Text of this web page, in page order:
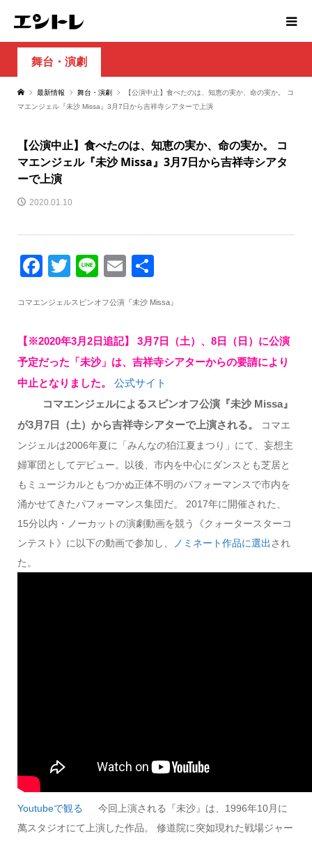
舞台・演劇
最新情報 舞台・演劇
【公演中止】食べたのは、知恵の実か、命の実か。 コ
マエンジェル『未沙 Missa』3月7日から吉祥寺シアターで上演
【公演中止】食べたのは、知恵の実か、命の実か。 コ
マエンジェル『未沙 Missa』3月7日から吉祥寺シアタ
ーで上演
2020.01.10
Facebook
Twitter
LineEmail
コマエンジェルスピンオフ公演『未沙 Missa』
【※2020年3月2日追記】 3月7日（土）、8日（日）に公演
予定だった「未沙」は、吉祥寺シアターからの要請により
中止となりました。 公式サイト
コマエンジェルによるスピンオフ公演『未沙 Missa』
が3月7日（土）から吉祥寺シアターで上演される。
コマエ
ンジェルは2006年夏に「みんなの狛江夏まつり」にて、妄想主
婦軍団としてデビュー。以後、市内を中心にダンスとも芝居と
もミュージカルともつかぬ正体不明のパフォーマンスで市内を
涌かせてきたパフォーマンス集団だ。 2017年に開催された、
15分以内・ノーカットの演劇動画を競う《クォータースターコ
ンテスト》に以下の動画で参加し、
ノミネート作品に選出 され
た。
Youtubeで観る
今回上演される『未沙』は、1996年10月に
萬スタジオにて上演した作品。 修道院に突如現れた戦場ジャー